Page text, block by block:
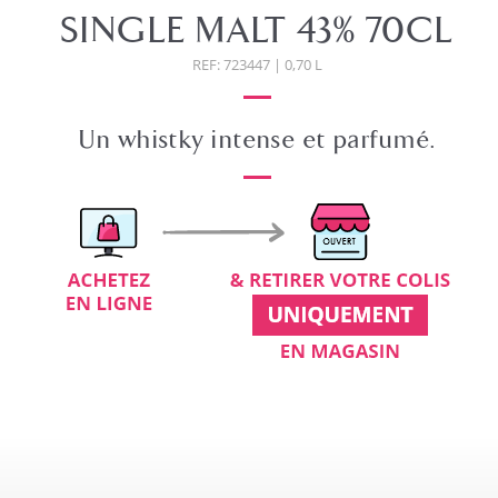
SINGLE MALT 43% 70CL
REF: 723447 | 0,70 L
Un whistky intense et parfumé.